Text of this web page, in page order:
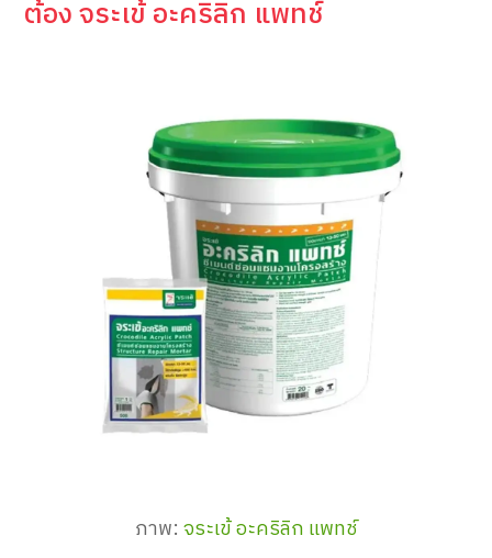
ต้อง จระเข้ อะคริลิก แพทช์
ภาพ: จระเข้ อะคริลิก แพทช์